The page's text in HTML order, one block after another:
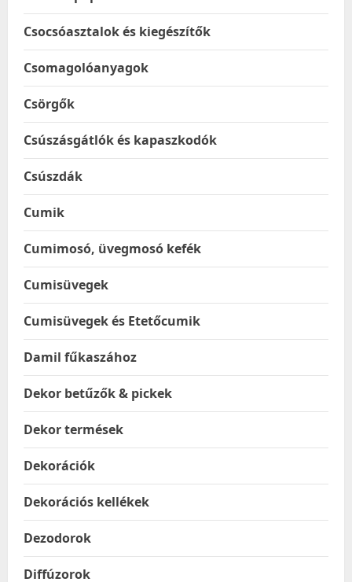
Csocsóasztalok és kiegészítők
Csomagolóanyagok
Csörgők
Csúszásgátlók és kapaszkodók
Csúszdák
Cumik
Cumimosó, üvegmosó kefék
Cumisüvegek
Cumisüvegek és Etetőcumik
Damil fűkaszához
Dekor betűzők & pickek
Dekor termések
Dekorációk
Dekorációs kellékek
Dezodorok
Diffúzorok